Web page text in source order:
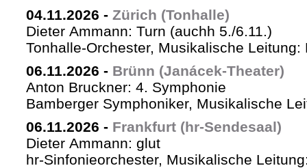
04.11.2026 - Zürich (Tonhalle)
Dieter Ammann: Turn (auchh 5./6.11.)
Tonhalle-Orchester, Musikalische Leitung:
06.11.2026 - Brünn (Janácek-Theater)
Anton Bruckner: 4. Symphonie
Bamberger Symphoniker, Musikalische
06.11.2026 - Frankfurt (hr-Sendesaal)
Dieter Ammann: glut
hr-Sinfonieorchester, Musikalische